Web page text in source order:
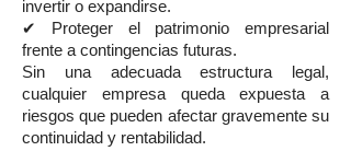
invertir o expandirse.
✔ Proteger el patrimonio empresarial
frente a contingencias futuras.
Sin una adecuada estructura legal,
cualquier empresa queda expuesta a
riesgos que pueden afectar gravemente su
continuidad y rentabilidad.